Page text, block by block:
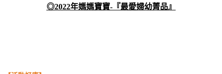
◎2022年媽媽寶寶-『最愛婦幼菁品』